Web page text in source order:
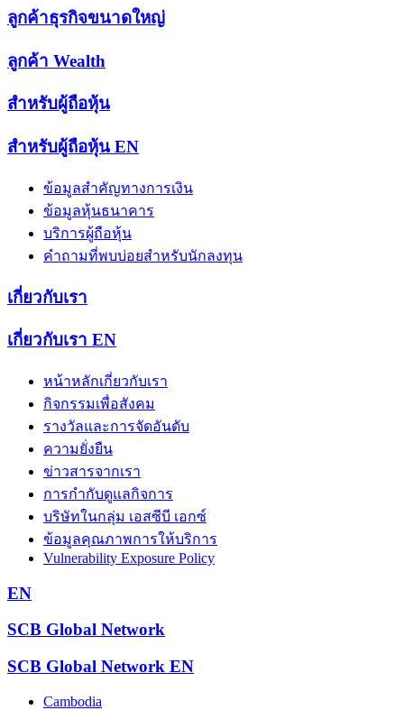
ลูกค้าธุรกิจขนาดใหญ่
ลูกค้า Wealth
สำหรับผู้ถือหุ้น
สำหรับผู้ถือหุ้น EN
ข้อมูลสำคัญทางการเงิน
ข้อมูลหุ้นธนาคาร
บริการผู้ถือหุ้น
คำถามที่พบบ่อยสำหรับนักลงทุน
เกี่ยวกับเรา
เกี่ยวกับเรา EN
หน้าหลักเกี่ยวกับเรา
กิจกรรมเพื่อสังคม
รางวัลและการจัดอันดับ
ความยั่งยืน
ข่าวสารจากเรา
การกำกับดูแลกิจการ
บริษัทในกลุ่ม เอสซีบี เอกซ์
ข้อมูลคุณภาพการให้บริการ
Vulnerability Exposure Policy
EN
SCB Global Network
SCB Global Network EN
Cambodia